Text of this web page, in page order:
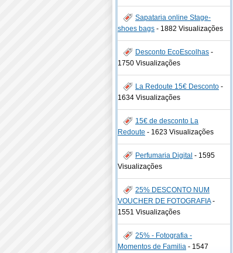
Sapataria online Stage-
shoes bags - 1882 Visualizações
Desconto EcoEscolhas -
1750 Visualizações
La Redoute 15€ Desconto -
1634 Visualizações
15€ de desconto La
Redoute - 1623 Visualizações
Perfumaria Digital - 1595
Visualizações
25% DESCONTO NUM
VOUCHER DE FOTOGRAFIA-
1551 Visualizações
25% - Fotografia -
Momentos de Familia - 1547